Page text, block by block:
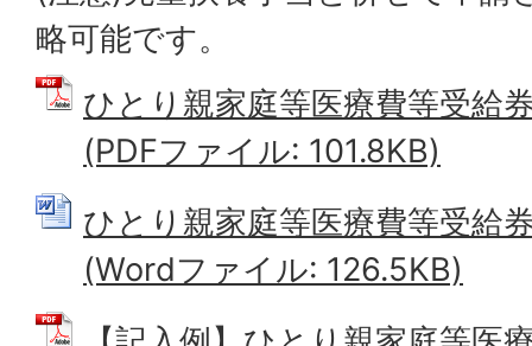
略可能です。
ひとり親家庭等医療費等受給
(PDFファイル: 101.8KB)
ひとり親家庭等医療費等受給
(Wordファイル: 126.5KB)